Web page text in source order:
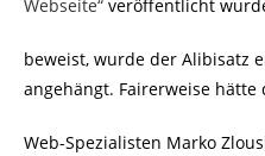
Webseite“ veröffentlicht
beweist, wurde der Alibisatz
angehängt. Fairerweise hätte
Web-Spezialisten Marko